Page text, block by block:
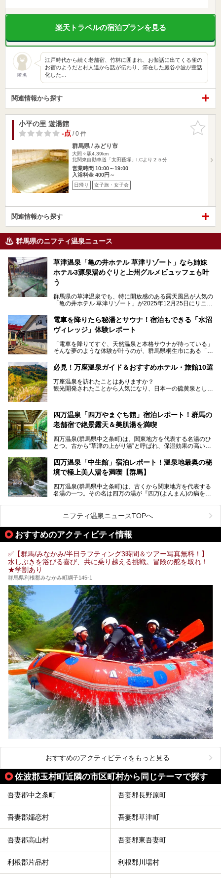
楽天トラベルの宿泊プランを見る
匿名
江戸時代から続く老舗宿、竹林に囲まれ、お伽話に出てくる雀の
お宿のようだと村人達から話が伝わり、滞在した巖谷小波が童話
化した…
関連情報から探す
お気に入
りに追加
小平の里 遊湯館
-点/ 0 件
群馬県 / みどり市
大間々駅4.39km
北関東自動車道「太田藪塚」I.Cより２５分
営業時間 10:00～19:00
入浴料金 400円～
日帰り 女子旅・女子会
関連情報から探す
群馬県のニフティ温泉ニュース
草津温泉「亀の井ホテル 草津リゾート」なら姉妹
ホテル3源泉湯めぐりと上州グルメビュッフェも叶
う
群馬県の草津温泉でも、特に開放感のある露天風呂が人気の
「亀の井ホテル 草津リゾート」が2025年12月25日にリニュ
ロビーや客室が綺麗になって、上州グルメにこだわったビュ
ッフェも人気！アクセスはシャトルバスで楽々、さらに草津
温泉にある姉妹ホテルの「草津温泉 大東舘」「亀の井ホテ
今回はそんな「亀の井ホテル 草津リゾート」を徹底レポー
───
提供元：アイコニア・ホスピタリティ株式会社【PR】
この記事は亀の井ホテル 草津リゾートのPR記事です。
電車を降りたら秘湯とサウナ！宿泊もできる「水沼
ヴィレッジ」体験レポート
「電車を降りてすぐ、天然温泉と本格サウナが待っている」
そんな夢のような体験が叶うのが、群馬県桐生市にある「駅
日帰り温泉の「水沼の湯」と宿泊もできる「サウナの森」、
２つのエリアがあります。
今回は、その中でも特にユニークな駅直結の「水沼の湯」の
魅力に焦点を当て、温泉好き、サウナー、そして電車旅好き
必見！万座温泉ガイド＆おすすめホテル・旅館10選
万座温泉を訪れたことはありますか？
観光開発されたことから人気になり、日本一の硫黄泉として
も多いかもしれません。
そこで筆者である私が実際に行ってみました！万座温泉の楽
しみ方や周辺の観光地を解説します。
また、日帰り入浴できる温泉から混浴可能な温泉まで、おす
すめの入浴施設もご紹介します！
四万温泉「四万やまぐち館」宿泊レポート！群馬の
老舗宿で絶景露天＆美肌湯を満喫
四万温泉(群馬県中之条町)は、関東地方を代表する名湯のひ
とつ。古から“草津の上がり湯”と呼ばれ、保湿効果の高い美
「四万やまぐち館」は、この地を代表する旅館の一つ。日帰
り入浴も可能ですが、やはり宿泊してじっくり楽しむのがベ
肌湯をはじめ、館内の魅力をたっぷりとご紹介します！
四万温泉「中生館」宿泊レポート！温泉地最奥の秘
境で極上美人湯を満喫【群馬】
四万温泉(群馬県中之条町)は、古くから関東地方を代表する
名湯の一つ。その名は四万の湯が『四万(よんまん)の病を癒
観光客で賑わう人気温泉地です。
「中生館」は四万温泉最奥に位置し、秘境感漂う老舗宿。泉
質の良さ(特に美人湯効果)に定評があり、知る人ぞ知る穴場
的存在です。今回は筆者自ら宿泊し、自慢の温泉をはじめ食
事・客室・共有スペースなど、宿の全貌を徹底紹介します。
ニフティ温泉ニュースTOPへ
おすすめのアクティビティ情報
✅【群馬/みなかみ/半日ラフティング3時間＆ツアー写真無料！】
水しぶきを浴びる喜び、共に乗り越える挑戦。冒険の舵を取れ！
★学割あり
群馬県利根郡みなかみ町綱子145-1
おすすめのアクティビティをもっと見る
佐波郡玉村町近隣の市区町村から同じテーマで探す
吾妻郡中之条町 吾妻郡長野原町
吾妻郡嬬恋村 吾妻郡草津町
吾妻郡高山村 吾妻郡東吾妻町
利根郡片品村 利根郡川場村